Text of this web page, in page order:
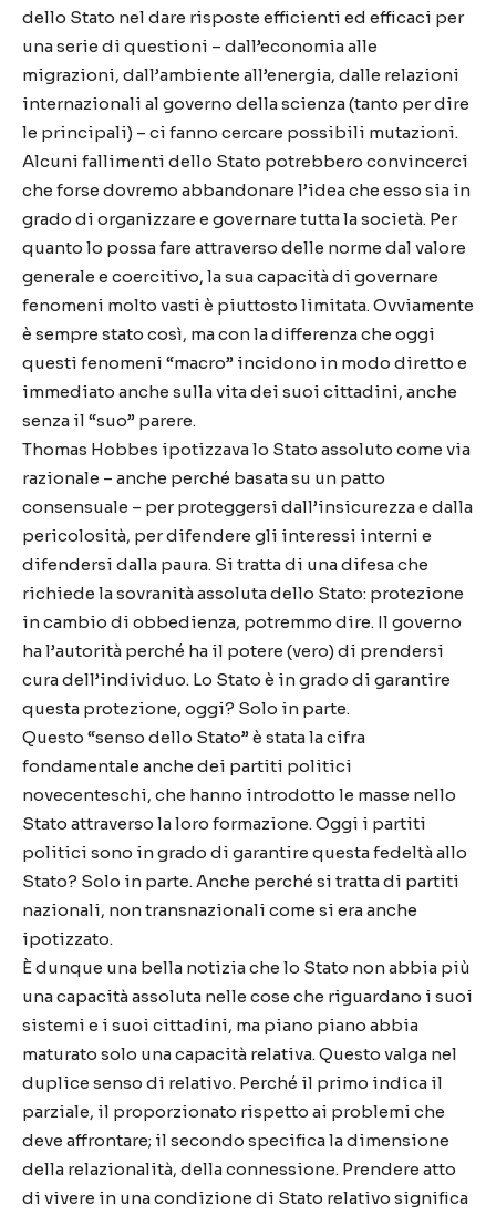
dello Stato nel dare risposte efficienti ed efficaci per
una serie di questioni – dall’economia alle
migrazioni, dall’ambiente all’energia, dalle relazioni
internazionali al governo della scienza (tanto per dire
le principali) – ci fanno cercare possibili mutazioni.
Alcuni fallimenti dello Stato potrebbero convincerci
che forse dovremo abbandonare l’idea che esso sia in
grado di organizzare e governare tutta la società. Per
quanto lo possa fare attraverso delle norme dal valore
generale e coercitivo, la sua capacità di governare
fenomeni molto vasti è piuttosto limitata. Ovviamente
è sempre stato così, ma con la differenza che oggi
questi fenomeni “macro” incidono in modo diretto e
immediato anche sulla vita dei suoi cittadini, anche
senza il “suo” parere.
Thomas Hobbes ipotizzava lo Stato assoluto come via
razionale – anche perché basata su un patto
consensuale – per proteggersi dall’insicurezza e dalla
pericolosità, per difendere gli interessi interni e
difendersi dalla paura. Si tratta di una difesa che
richiede la sovranità assoluta dello Stato: protezione
in cambio di obbedienza, potremmo dire. Il governo
ha l’autorità perché ha il potere (vero) di prendersi
cura dell’individuo. Lo Stato è in grado di garantire
questa protezione, oggi? Solo in parte.
Questo “senso dello Stato” è stata la cifra
fondamentale anche dei partiti politici
novecenteschi, che hanno introdotto le masse nello
Stato attraverso la loro formazione. Oggi i partiti
politici sono in grado di garantire questa fedeltà allo
Stato? Solo in parte. Anche perché si tratta di partiti
nazionali, non transnazionali come si era anche
ipotizzato.
È dunque una bella notizia che lo Stato non abbia più
una capacità assoluta nelle cose che riguardano i suoi
sistemi e i suoi cittadini, ma piano piano abbia
maturato solo una capacità relativa. Questo valga nel
duplice senso di relativo. Perché il primo indica il
parziale, il proporzionato rispetto ai problemi che
deve affrontare; il secondo specifica la dimensione
della relazionalità, della connessione. Prendere atto
di vivere in una condizione di Stato relativo significa